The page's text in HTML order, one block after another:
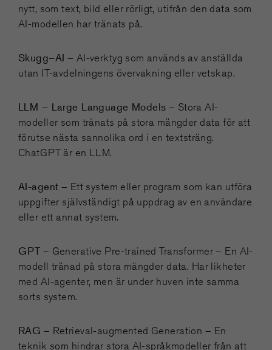
nytt, som text, bild eller rörligt, utifrån den data som
AI-modellen har tränats på.
Skugg–AI – AI-verktyg som används av anställda
utan IT-avdelningens övervakning eller vetskap.
LLM – Large Language Models – Stora AI-
modeller som tränats på stora mängder data för att
förutse nästa sannolika ord i en textsträng.
ChatGPT är en LLM.
AI-agent – Ett system eller program som kan utföra
uppgifter självständigt på uppdrag av en användare
eller ett annat system.
GPT – Generative Pre-trained Transformer – En AI-
modell tränad på stora mängder data. Har likheter
med AI-agenter, men är under huven inte samma
sorts system.
RAG – Retrieval-augmented Generation – En
teknik som hindrar stora AI-språkmodeller från att